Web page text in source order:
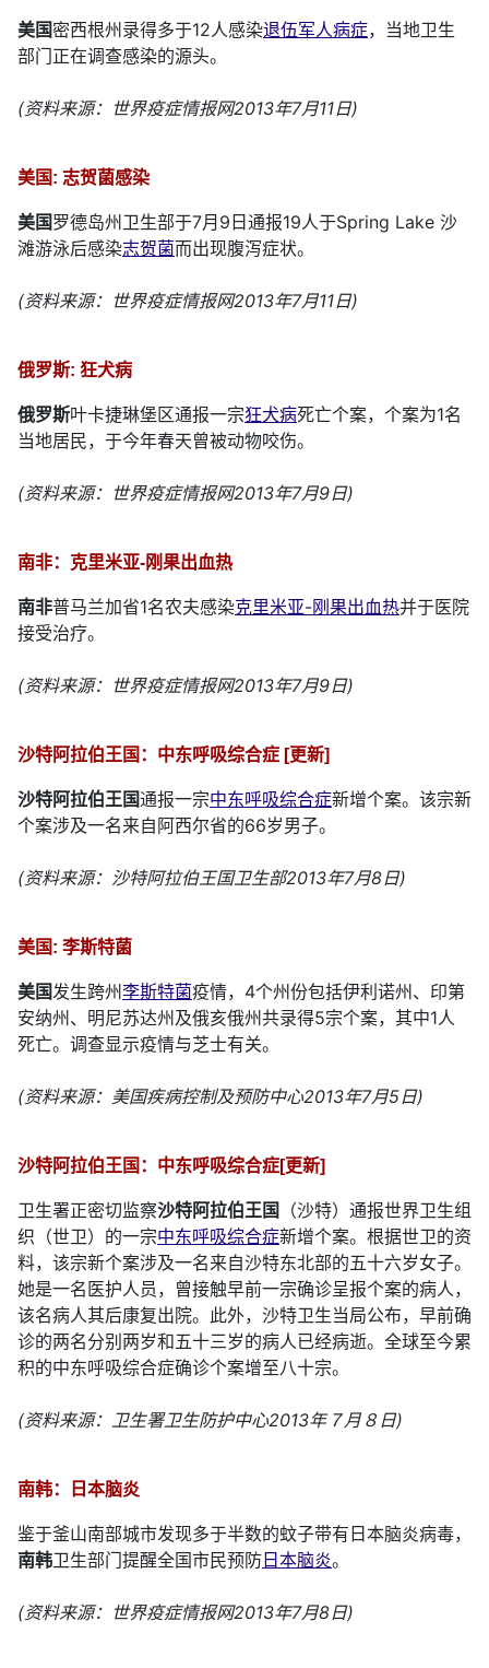
美国密西根州录得多于12人感染退伍军人病症，当地卫生
部门正在调查感染的源头。
(资料来源：世界疫症情报网2013年7月11日)
美国: 志贺菌感染
美国罗德岛州卫生部于7月9日通报19人于Spring Lake 沙
滩游泳后感染志贺菌而出现腹泻症状。
(资料来源：世界疫症情报网2013年7月11日)
俄罗斯: 狂犬病
俄罗斯叶卡捷琳堡区通报一宗狂犬病死亡个案，个案为1名
当地居民，于今年春天曾被动物咬伤。
(资料来源：世界疫症情报网2013年7月9日)
南非：克里米亚-刚果出血热
南非普马兰加省1名农夫感染克里米亚-刚果出血热并于医院
接受治疗。
(资料来源：世界疫症情报网2013年7月9日)
沙特阿拉伯王国：中东呼吸综合症 [更新]
沙特阿拉伯王国通报一宗中东呼吸综合症新增个案。该宗新
个案涉及一名来自阿西尔省的66岁男子。
(资料来源：沙特阿拉伯王国卫生部2013年7月8日)
美国: 李斯特菌
美国发生跨州李斯特菌疫情，4个州份包括伊利诺州、印第
安纳州、明尼苏达州及俄亥俄州共录得5宗个案，其中1人
死亡。调查显示疫情与芝士有关。
(资料来源：美国疾病控制及预防中心2013年7月5日)
沙特阿拉伯王国：中东呼吸综合症[更新]
卫生署正密切监察沙特阿拉伯王国 （沙特）通报世界卫生组
织（世卫）的一宗中东呼吸综合症新增个案。根据世卫的资
料，该宗新个案涉及一名来自沙特东北部的五十六岁女子。
她是一名医护人员，曾接触早前一宗确诊呈报个案的病人，
该名病人其后康复出院。此外，沙特卫生当局公布，早前确
诊的两名分别两岁和五十三岁的病人已经病逝。全球至今累
积的中东呼吸综合症确诊个案增至八十宗。
(资料来源：卫生署卫生防护中心2013年７月８日)
南韩：日本脑炎
鉴于釜山南部城市发现多于半数的蚊子带有日本脑炎病毒，
南韩卫生部门提醒全国市民预防 日本脑炎。
(资料来源：世界疫症情报网2013年7月8日)